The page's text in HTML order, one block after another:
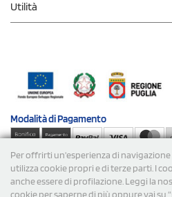
Per offrirti un'esperienza di
utilizza cookie propri e di terze parti. I
anche essere di profilazione. Leggi la
cookie per saperne di più oppure vai su
Utilità
Modalità diPagamento
Spedizioni